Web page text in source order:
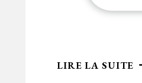
LIRE LA SUITE